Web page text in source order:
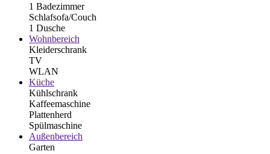
1 Badezimmer
Schlafsofa/Couch
1 Dusche
Wohnbereich
Kleiderschrank
TV
WLAN
Küche
Kühlschrank
Kaffeemaschine
Plattenherd
Spülmaschine
Außenbereich
Garten